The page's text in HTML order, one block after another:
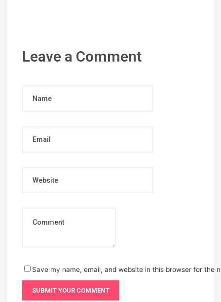
Leave a Comment
Website
Save my name, email, and website in this browser for the